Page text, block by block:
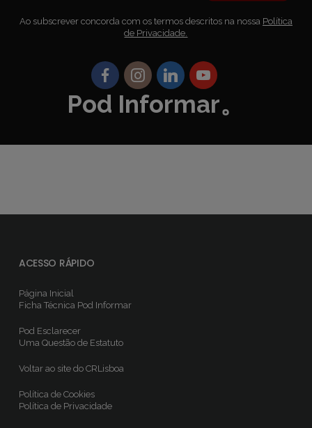
Ao subscrever concorda com os termos descritos na nossa Política
de Privacidade.
Pod Informar。
ACESSO RÁPIDO
Página Inicial
Ficha TécnicaPod Informar
Pod Esclarecer
Uma Questão de Estatuto
Voltar ao site do CRLisboa
Política de Cookies
Política de Privacidade